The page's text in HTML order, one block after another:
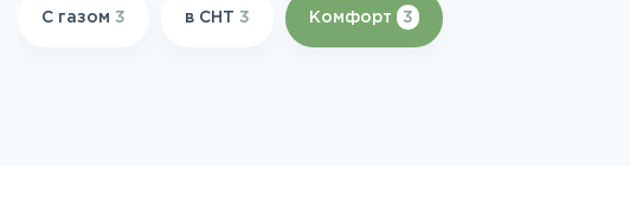
С газом 3 в СНТ 3 Комфорт 3